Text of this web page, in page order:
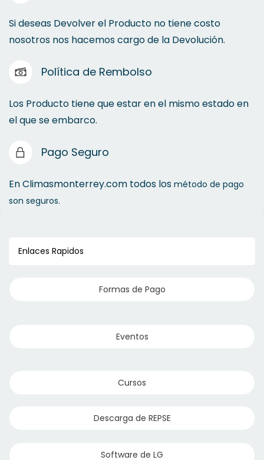
Si deseas Devolver el Producto no tiene costo
nosotros nos hacemos cargo de la Devolución.
Política de Rembolso
Los Producto tiene que estar en el mismo estado en
el que se embarco.
Pago Seguro
En Climasmonterrey.com todos los método de pago
son seguros.
Enlaces Rapidos
Formas de Pago
Eventos
Cursos
Descarga de REPSE
Software de LG